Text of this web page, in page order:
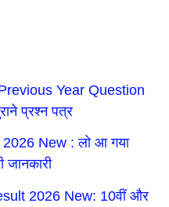
Year Question
प्रश्न पत्र
New : लो आ गया
2026 New: 10वीं और